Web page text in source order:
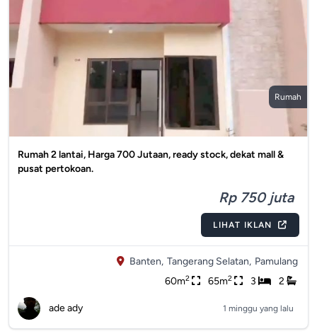
Rumah
Rumah 2 lantai, Harga 700 Jutaan, ready stock, dekat mall &
pusat pertokoan.
Rp 750 juta
LIHAT IKLAN
Banten, Tangerang Selatan, Pamulang
60m2 65m2 3 2
ade ady 1 minggu yang lalu